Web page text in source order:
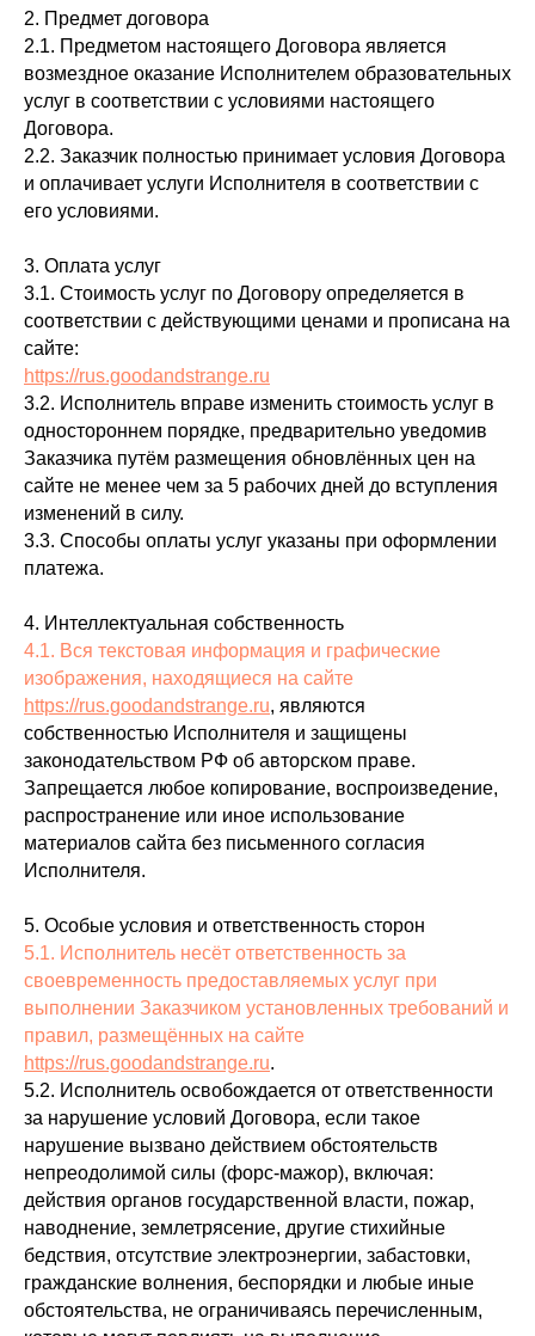
2. Предмет договора
2.1. Предметом настоящего Договора является
возмездное оказание Исполнителем образовательных
услуг в соответствии с условиями настоящего
Договора.
2.2. Заказчик полностью принимает условия Договора
и оплачивает услуги Исполнителя в соответствии с
его условиями.
3. Оплата услуг
3.1. Стоимость услуг по Договору определяется в
соответствии с действующими ценами и прописана на
сайте:
https://rus.goodandstrange.ru
3.2. Исполнитель вправе изменить стоимость услуг в
одностороннем порядке, предварительно уведомив
Заказчика путём размещения обновлённых цен на
сайте не менее чем за 5 рабочих дней до вступления
изменений в силу.
3.3. Способы оплаты услуг указаны при оформлении
платежа.
4. Интеллектуальная собственность
4.1. Вся текстовая информация и графические
изображения, находящиеся на сайте
https://rus.goodandstrange.ru, являются
собственностью Исполнителя и защищены
законодательством РФ об авторском праве.
Запрещается любое копирование, воспроизведение,
распространение или иное использование
материалов сайта без письменного согласия
Исполнителя.
5. Особые условия и ответственность сторон
5.1. Исполнитель несёт ответственность за
своевременность предоставляемых услуг при
выполнении Заказчиком установленных требований и
правил, размещённых на сайте
https://rus.goodandstrange.ru.
5.2. Исполнитель освобождается от ответственности
за нарушение условий Договора, если такое
нарушение вызвано действием обстоятельств
непреодолимой силы (форс‑мажор), включая:
действия органов государственной власти, пожар,
наводнение, землетрясение, другие стихийные
бедствия, отсутствие электроэнергии, забастовки,
гражданские волнения, беспорядки и любые иные
обстоятельства, не ограничиваясь перечисленным,